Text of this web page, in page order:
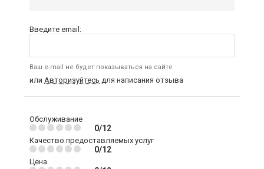
Введите email:
Ваш e-mail не будет показываться на сайте
или Авторизуйтесь для написания отзыва
Обслуживание
0/12
Качество предоставляемых услуг
0/12
Цена